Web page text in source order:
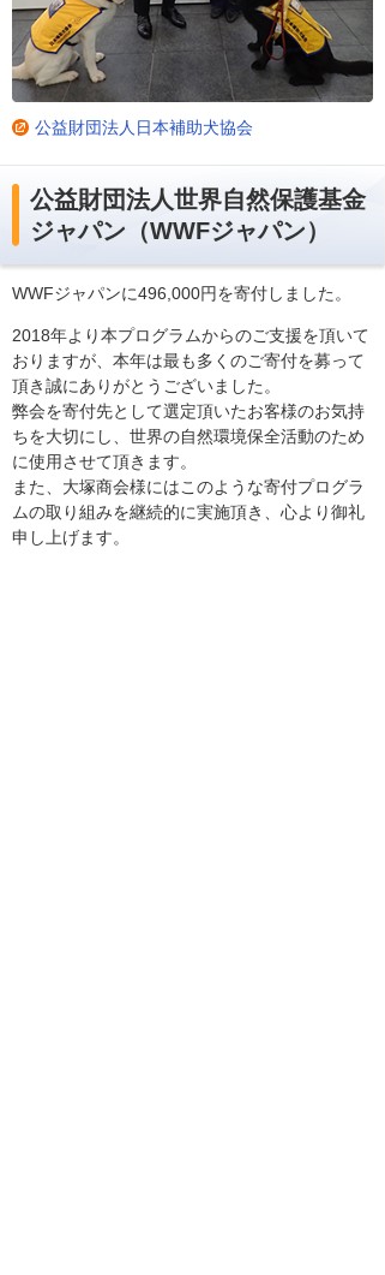
公益財団法人日本補助犬協会
公益財団法人世界自然保護基金
ジャパン（WWFジャパン）
WWFジャパンに496,000円を寄付しました。
2018年より本プログラムからのご支援を頂いて
おりますが、本年は最も多くのご寄付を募って
頂き誠にありがとうございました。
弊会を寄付先として選定頂いたお客様のお気持
ちを大切にし、世界の自然環境保全活動のため
に使用させて頂きます。
また、大塚商会様にはこのような寄付プログラ
ムの取り組みを継続的に実施頂き、心より御礼
申し上げます。